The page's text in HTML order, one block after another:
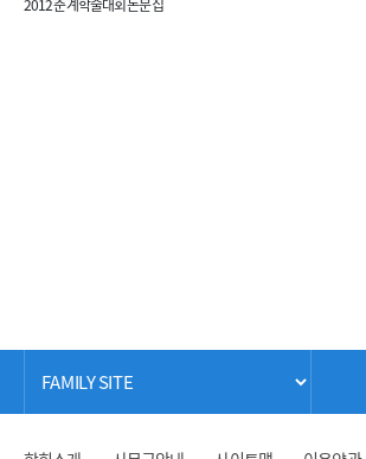
2012 춘계학술대회 논문집